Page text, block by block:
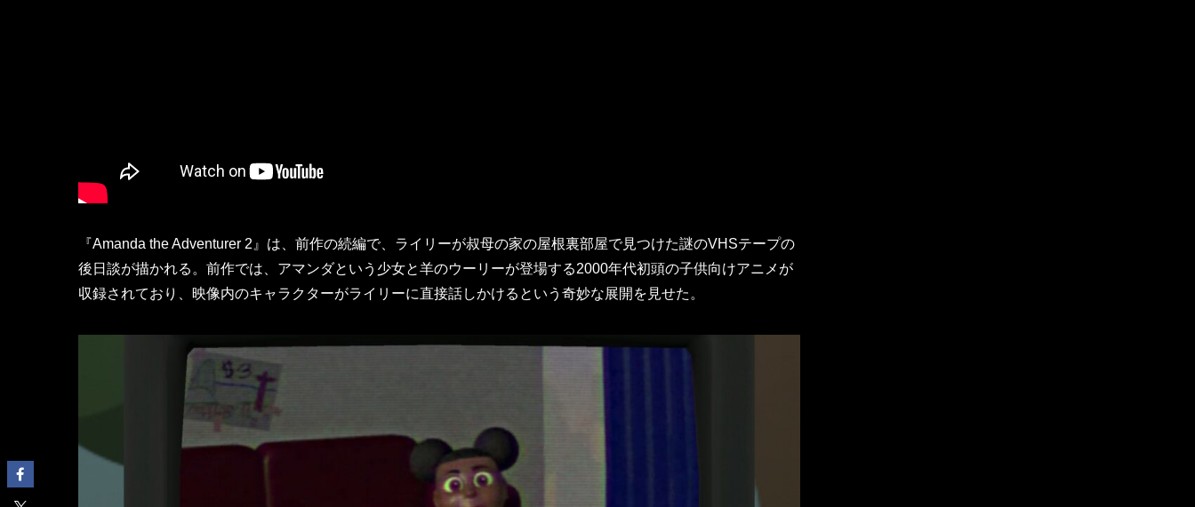
『Amanda the Adventurer 2』は、前作の続編で、ライリーが叔母の家の屋根裏部屋で見つけた謎のVHSテープの
後日談が描かれる。前作では、アマンダという少女と羊のウーリーが登場する2000年代初頭の子供向けアニメが
収録されており、映像内のキャラクターがライリーに直接話しかけるという奇妙な展開を見せた。